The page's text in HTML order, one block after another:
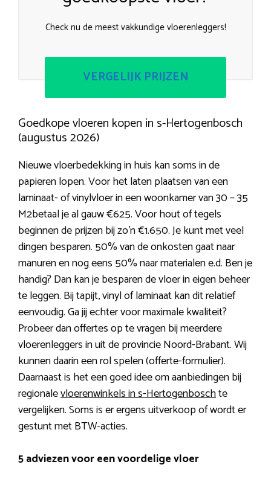
Check nu de meest vakkundige vloerenleggers!
VERGELIJK PRIJZEN
Goedkope vloeren kopen in s-Hertogenbosch
(augustus 2026)
Nieuwe vloerbedekking in huis kan soms in de
papieren lopen. Voor het laten plaatsen van een
laminaat- of vinylvloer in een woonkamer van 30 – 35
M2betaal je al gauw €625. Voor hout of tegels
beginnen de prijzen bij zo’n €1.650. Je kunt met veel
dingen besparen. 50% van de onkosten gaat naar
manuren en nog eens 50% naar materialen e.d. Ben je
handig? Dan kan je besparen de vloer in eigen beheer
te leggen. Bij tapijt, vinyl of laminaat kan dit relatief
eenvoudig. Ga jij echter voor maximale kwaliteit?
Probeer dan offertes op te vragen bij meerdere
vloerenleggers in uit de provincie Noord-Brabant. Wij
kunnen daarin een rol spelen (offerte-formulier).
Daarnaast is het een goed idee om aanbiedingen bij
regionalevloerenwinkels in s-Hertogenboschte
vergelijken. Soms is er ergens uitverkoop of wordt er
gestunt met BTW-acties.
5 adviezen voor een voordelige vloer